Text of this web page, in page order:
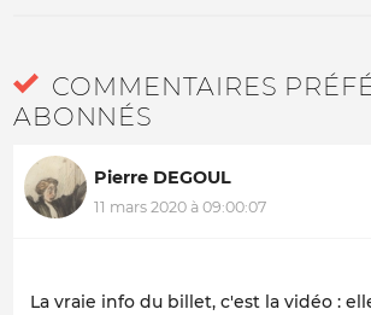
COMMENTAIRES
ABONNÉS
Pierre DEGOUL
11 mars 2020 à 09:00:07
La vraie info du billet, c'est la vidéo :